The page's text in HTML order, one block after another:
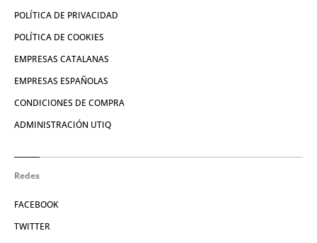
POLÍTICA DE PRIVACIDAD
POLÍTICA DE COOKIES
EMPRESAS CATALANAS
EMPRESAS ESPAÑOLAS
CONDICIONES DE COMPRA
ADMINISTRACIÓN UTIQ
Redes
FACEBOOK
TWITTER